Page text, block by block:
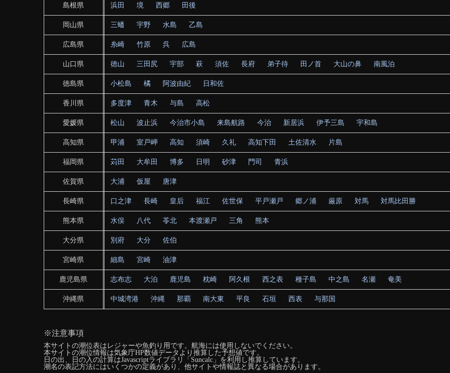
島根県 浜田 境 西郷 田後
岡山県 三蟠 宇野 水島 乙島
広島県 糸崎 竹原 呉 広島
山口県 徳山 三田尻 宇部 萩 須佐 長府 弟子待 田ノ首 大山の鼻 南風泊
徳島県 小松島 橘 阿波由紀 日和佐
香川県 多度津 青木 与島 高松
愛媛県 松山 波止浜 今治市小島 来島航路 今治 新居浜 伊予三島 宇和島
高知県 甲浦 室戸岬 高知 須崎 久礼 高知下田 土佐清水 片島
福岡県 苅田 大牟田 博多 日明 砂津 門司 青浜
佐賀県 大浦 仮屋 唐津
長崎県 口之津 長崎 皇后 福江 佐世保 平戸瀬戸 郷ノ浦 厳原 対馬 対馬比田勝
熊本県 水俣 八代 苓北 本渡瀬戸 三角 熊本
大分県 別府 大分 佐伯
宮崎県 細島 宮崎 油津
鹿児島県 志布志 大泊 鹿児島 枕崎 阿久根 西之表 種子島 中之島 名瀬 奄美
沖縄県 中城湾港 沖縄 那覇 南大東 平良 石垣 西表 与那国
※注意事項
本サイトの潮位表はレジャーや魚釣り用です。航海には使用しないでください。
本サイトの潮位情報は気象庁HP数値データより推算した予想値です。
日の出、日の入の計算はJavascriptライブラリ「Suncalc」を利用し推算しています。
潮名の表記方法にはいくつかの定義があり、他サイトや情報誌と異なる場合があります。